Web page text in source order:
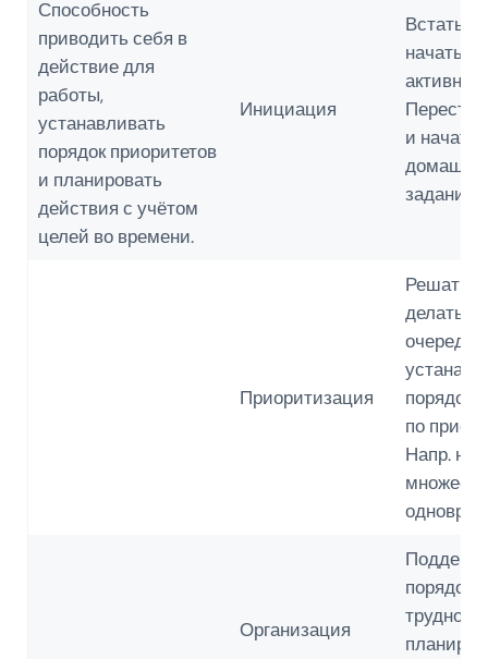
Способность
приводить себя в
действие для
работы,
устанавливать
порядок приоритетов
и планировать
действия с учётом
целей во времени.
Инициация
Встать
начать
и начать
задания.
Приоритизация
Решать,
делать в
очередь
порядок
по
Напр.
Организация
порядок.